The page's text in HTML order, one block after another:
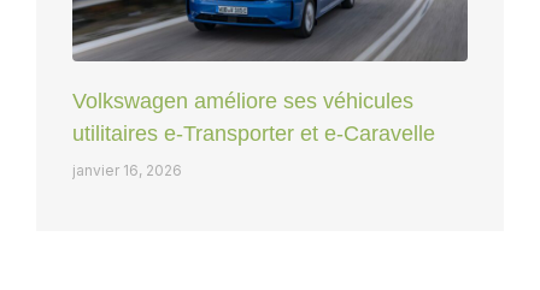
Volkswagen améliore ses véhicules
utilitaires e-Transporter et e-Caravelle
janvier 16, 2026